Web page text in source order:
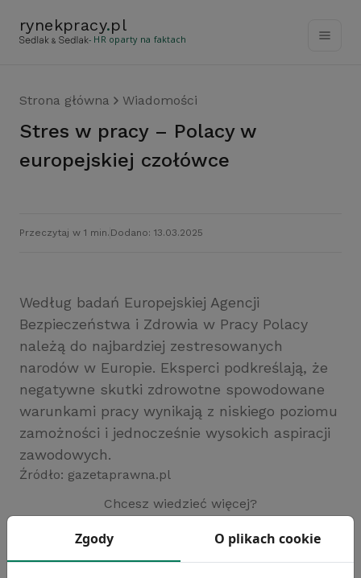
rynekpracy.pl
- HR oparty na faktach
Strona główna Wiadomości
Stres w pracy – Polacy w
europejskiej czołówce
Przeczytaj w 1 min. Dodano: 13.03.2025
Według badań Europejskiej Agencji
Bezpieczeństwa i Zdrowia w Pracy Polacy
należą do najbardziej zestresowanych
narodów w Europie. Eksperci podkreślają, że
negatywne skutki zdrowotne spowodowane
warunkami pracy wynikają z niskiego poziomu
zamożności i jednocześnie wysokich aspiracji
zawodowych.
Źródło: gazetaprawna.pl
Chcesz wiedzieć więcej?
Zgody O plikach cookie